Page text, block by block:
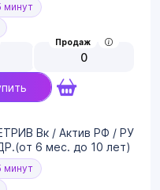
минут
Продаж
0
Вк / Актив РФ / РУ
6 мес. до 10 лет)
минут